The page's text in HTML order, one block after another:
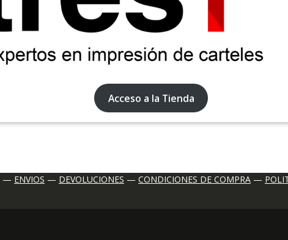
Acceso a la Tienda
— ENVIOS — DEVOLUCIONES — CONDICIONES DE COMPRA —